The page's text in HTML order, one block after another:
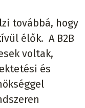
továbbá, hogy
élők. A B2B
voltak,
és